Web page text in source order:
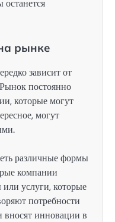
останется
рынке
зависит от
постоянно
которые могут
могут
различные формы
компании
услуги, которые
потребности
вносят инновации в